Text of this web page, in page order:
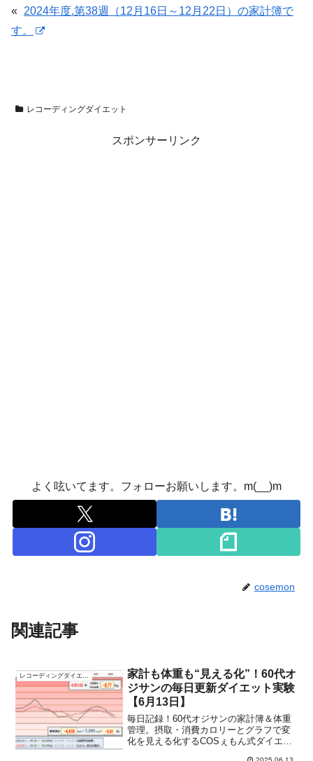
«
2024年度.第38週（12月16日～12月22日）の家計簿で
す。
レコーディングダイエット
スポンサーリンク
よく呟いてます。フォローお願いします。m(__)m
cosemon
関連記事
家計も体重も“見える化”！60代オ
ジサンの毎日更新ダイエット実験
【6月13日】
毎日記録！60代オジサンの家計簿＆体重
管理。摂取・消費カロリーとグラフで変
化を見える化するCOSぇもん式ダイエッ